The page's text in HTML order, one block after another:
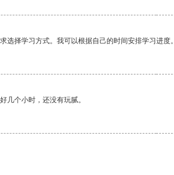
择学习方式。我可以根据自己的时间安排学习进度。
几个小时，还没有玩腻。